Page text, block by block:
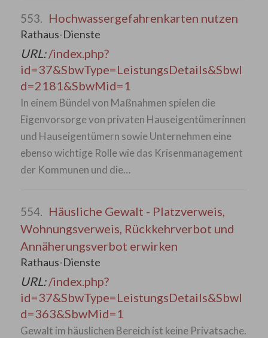
553. Hochwassergefahrenkarten nutzen
Rathaus-Dienste
URL:/index.php?
id=37&SbwType=LeistungsDetails&SbwI
d=2181&SbwMid=1
In einem Bündel von Maßnahmen spielen die
Eigenvorsorge von privaten Hauseigentümerinnen
und Hauseigentümern sowie Unternehmen eine
ebenso wichtige Rolle wie das Krisenmanagement
der Kommunen und die…
554. Häusliche Gewalt - Platzverweis,
Wohnungsverweis, Rückkehrverbot und
Annäherungsverbot erwirken
Rathaus-Dienste
URL:/index.php?
id=37&SbwType=LeistungsDetails&SbwI
d=363&SbwMid=1
Gewalt im häuslichen Bereich ist keine Privatsache.